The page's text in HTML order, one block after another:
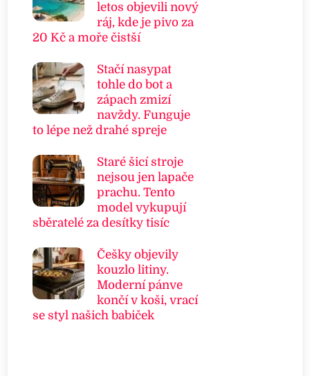
letos objevili nový
ráj, kde je pivo za
20 Kč a moře čistší
Stačí nasypat
tohle do bot a
zápach zmizí
navždy. Funguje
to lépe než drahé spreje
Staré šicí stroje
nejsou jen lapače
prachu. Tento
model vykupují
sběratelé za desítky tisíc
Češky objevily
kouzlo litiny.
Moderní pánve
končí v koši, vrací
se styl našich babiček